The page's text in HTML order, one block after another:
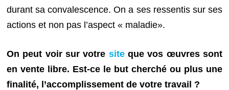
durant sa convalescence. On a ses ressentis sur ses
actions et non pas l’aspect « maladie».
On peut voir sur votre siteque vos œuvres sont
en vente libre. Est-ce le but cherché ou plus une
finalité, l’accomplissement de votre travail ?